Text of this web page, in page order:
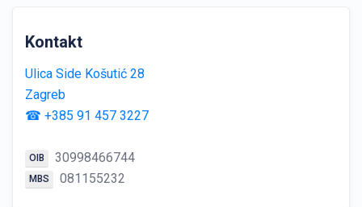
Kontakt
Ulica Side Košutić 28
Zagreb
☎ +385 91 457 3227
OIB 30998466744
MBS 081155232